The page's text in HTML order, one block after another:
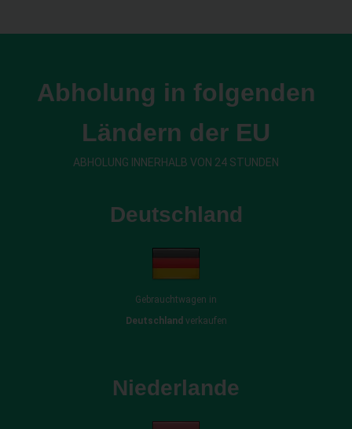
Abholung in folgenden
Ländern der EU
ABHOLUNG INNERHALB VON 24 STUNDEN
Deutschland
Gebrauchtwagen in
Deutschland verkaufen
Niederlande